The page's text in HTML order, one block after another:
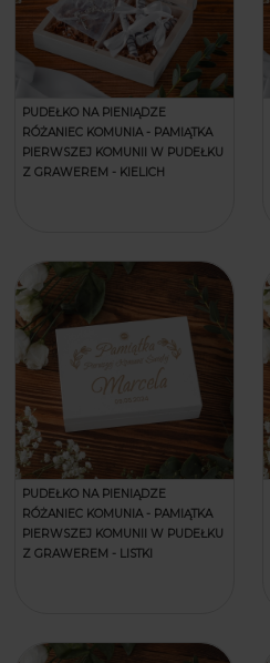
PUDEŁKO NA PIENIĄDZE
RÓŻANIEC KOMUNIA - PAMIĄTKA
PIERWSZEJ KOMUNII W PUDEŁKU
Z GRAWEREM - KIELICH
PUDEŁKO NA PIENIĄDZE
RÓŻANIEC KOMUNIA - PAMIĄTKA
PIERWSZEJ KOMUNII W PUDEŁKU
Z GRAWEREM - LISTKI